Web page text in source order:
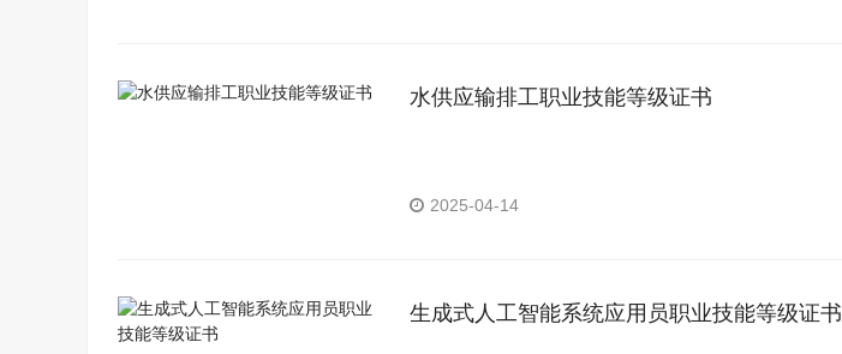
水供应输排工职业技能等级证书
2025-04-14
生成式人工智能系统应用员职业技能等级证书